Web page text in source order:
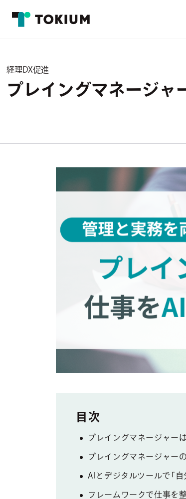
経理DX促進
プレイングマネージャ
プレイングマネージャー
プレイングマネージャー
AIとデジタルツールで「
フレームワークで仕事を